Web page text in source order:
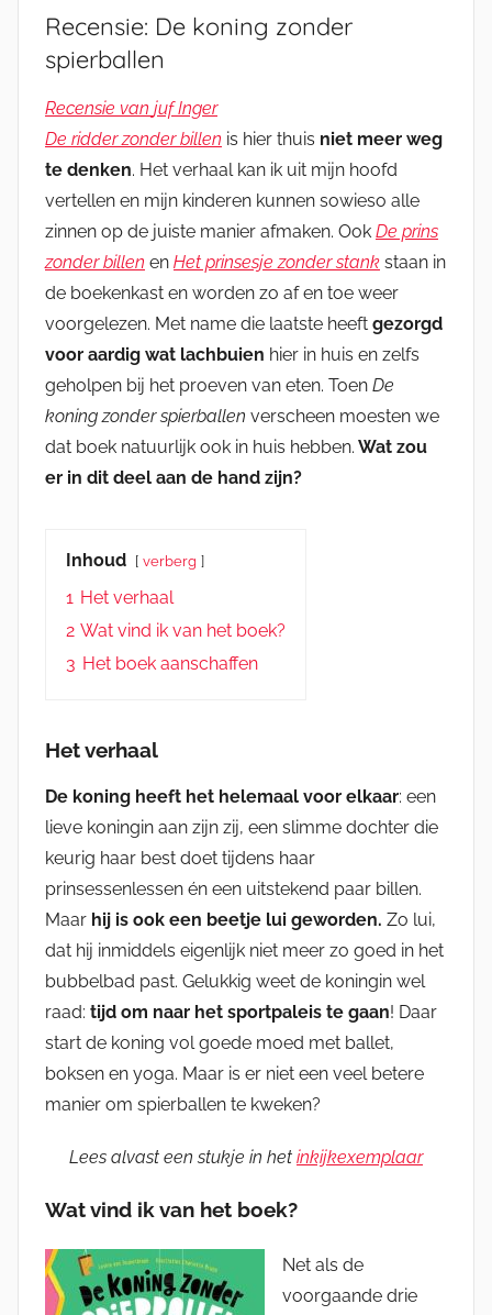
Recensie: De koning zonder
spierballen
Recensie van juf Inger
De ridder zonder billen is hier thuis niet meer weg
te denken. Het verhaal kan ik uit mijn hoofd
vertellen en mijn kinderen kunnen sowieso alle
zinnen op de juiste manier afmaken. Ook De prins
zonder billen en Het prinsesje zonder stank staan in
de boekenkast en worden zo af en toe weer
voorgelezen. Met name die laatste heeft gezorgd
voor aardig wat lachbuien hier in huis en zelfs
geholpen bij het proeven van eten. Toen De
koning zonder spierballen verscheen moesten we
dat boek natuurlijk ook in huis hebben. Wat zou
er in dit deel aan de hand zijn?
Inhoud verberg
1 Het verhaal
2 Wat vind ik van het boek?
3 Het boek aanschaffen
Het verhaal
De koning heeft het helemaal voor elkaar: een
lieve koningin aan zijn zij, een slimme dochter die
keurig haar best doet tijdens haar
prinsessenlessen én een uitstekend paar billen.
Maar hij is ook een beetje lui geworden. Zo lui,
dat hij inmiddels eigenlijk niet meer zo goed in het
bubbelbad past. Gelukkig weet de koningin wel
raad: tijd om naar het sportpaleis te gaan! Daar
start de koning vol goede moed met ballet,
boksen en yoga. Maar is er niet een veel betere
manier om spierballen te kweken?
Lees alvast een stukje in het inkijkexemplaar
Wat vind ik van het boek?
Net als de
voorgaande drie